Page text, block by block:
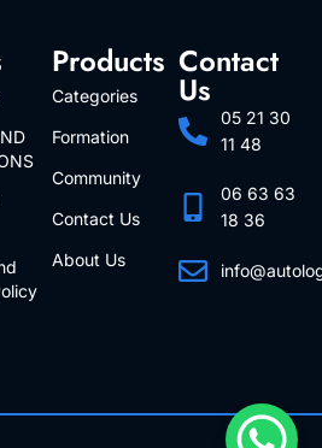
Products
Categories
Formation
Community
Contact Us
About Us
Contact
Us
05 21 30
11 48
06 63 63
18 36